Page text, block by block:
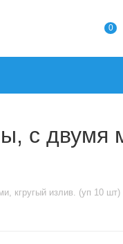
0
с двумя
кгругый излив. (уп 10 шт)